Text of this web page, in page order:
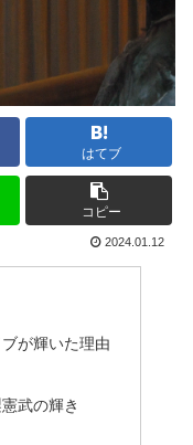
はてブ
コピー
2024.01.12
が輝いた理由
武の輝き